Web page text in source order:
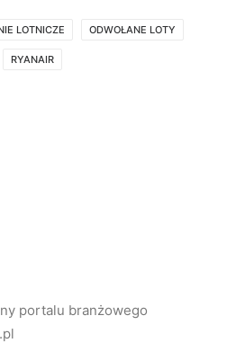
LOTNICZE ODWOŁANE LOTY
RYANAIR
portalu branżowego